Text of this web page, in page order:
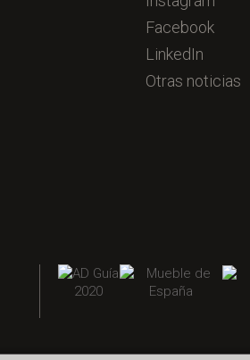
Facebook
LinkedIn
Otras noticias